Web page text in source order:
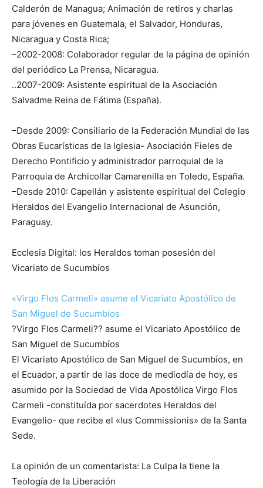
Calderón de Managua; Animación de retiros y charlas
para jóvenes en Guatemala, el Salvador, Honduras,
Nicaragua y Costa Rica;
–2002-2008: Colaborador regular de la página de opinión
del periódico La Prensa, Nicaragua.
..2007-2009: Asistente espiritual de la Asociación
Salvadme Reina de Fátima (España).
–Desde 2009: Consiliario de la Federación Mundial de las
Obras Eucarísticas de la Iglesia- Asociación Fieles de
Derecho Pontificio y administrador parroquial de la
Parroquia de Archicollar Camarenilla en Toledo, España.
–Desde 2010: Capellán y asistente espiritual del Colegio
Heraldos del Evangelio Internacional de Asunción,
Paraguay.
Ecclesia Digital: los Heraldos toman posesión del
Vicariato de Sucumbíos
«Virgo Flos Carmeli» asume el Vicariato Apostólico de
San Miguel de Sucumbíos
?Virgo Flos Carmeli?? asume el Vicariato Apostólico de
San Miguel de Sucumbíos
El Vicariato Apostólico de San Miguel de Sucumbíos, en
el Ecuador, a partir de las doce de mediodía de hoy, es
asumido por la Sociedad de Vida Apostólica Virgo Flos
Carmeli -constituída por sacerdotes Heraldos del
Evangelio- que recibe el «Ius Commissionis» de la Santa
Sede.
La opinión de un comentarista: La Culpa la tiene la
Teología de la Liberación